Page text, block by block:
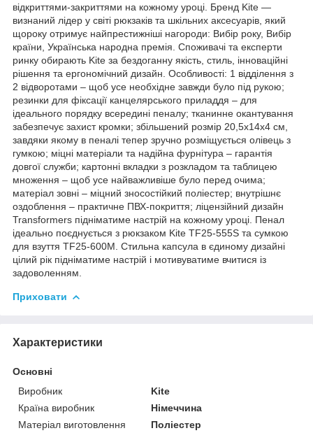
відкриттями-закриттями на кожному уроці. Бренд Kite —
визнаний лідер у світі рюкзаків та шкільних аксесуарів, який
щороку отримує найпрестижніші нагороди: Вибір року, Вибір
країни, Українська народна премія. Споживачі та експерти
ринку обирають Kite за бездоганну якість, стиль, інноваційні
рішення та ергономічний дизайн. Особливості: 1 відділення з
2 відворотами – щоб усе необхідне завжди було під рукою;
резинки для фіксації канцелярського приладдя – для
ідеального порядку всередині пеналу; тканинне окантування
забезпечує захист кромки; збільшений розмір 20,5x14x4 см,
завдяки якому в пеналі тепер зручно розміщується олівець з
гумкою; міцні матеріали та надійна фурнітура – гарантія
довгої служби; картонні вкладки з розкладом та таблицею
множення – щоб усе найважливіше було перед очима;
матеріал зовні – міцний зносостійкий поліестер; внутрішнє
оздоблення – практичне ПВХ-покриття; ліцензійний дизайн
Transformers підніматиме настрій на кожному уроці. Пенал
ідеально поєднується з рюкзаком Kite TF25-555S та сумкою
для взуття TF25-600M. Стильна капсула в єдиному дизайні
цілий рік підніматиме настрій і мотивуватиме вчитися із
задоволенням.
Приховати
Характеристики
Основні
Виробник
Kite
Країна виробник
Німеччина
Матеріал виготовлення
Поліестер